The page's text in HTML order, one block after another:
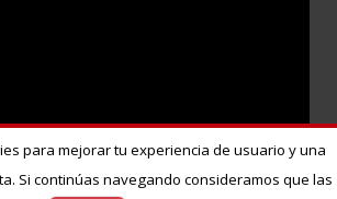
para mejorar tu experiencia de usuario y una
Si continúas navegando consideramos que las